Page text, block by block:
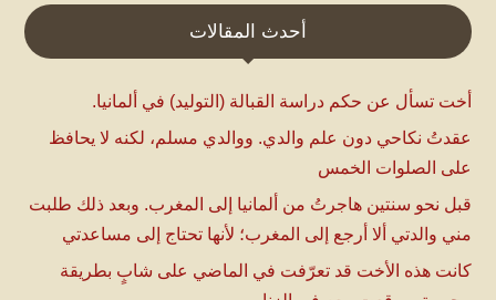
أحدث المقالات
أخت تسأل عن حكم دراسة القبالة (التوليد) في ألمانيا.
عقدتُ نكاحي دون علم والدي. ووالدي مسلم، لكنه لا يحافظ
على الصلوات الخمس
قبل نحو سنتين هاجرتُ من ألمانيا إلى المغرب. وبعد ذلك طلبت
مني والدتي ألا أرجع إلى المغرب؛ لأنها تحتاج إلى مساعدتي
كانت هذه الأخت قد تعرّفت في الماضي على شابٍ بطريقة